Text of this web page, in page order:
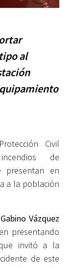
al
Civil
de
presentan en
a la población
Vázquez
presentando
invitó a la
de este